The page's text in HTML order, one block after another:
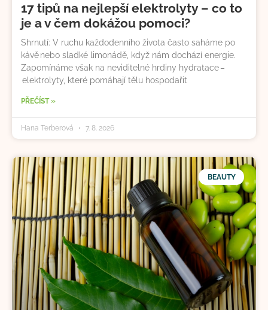
17 tipů na nejlepší elektrolyty – co to
je a v čem dokážou pomoci?
Shrnutí: V ruchu každodenního života často saháme po
kávě nebo sladké limonádě, když nám dochází energie.
Zapomínáme však na neviditelné hrdiny hydratace –
elektrolyty, které pomáhají tělu hospodařit
PŘEČÍST »
Hana Terberová 7. 8. 2026
BEAUTY